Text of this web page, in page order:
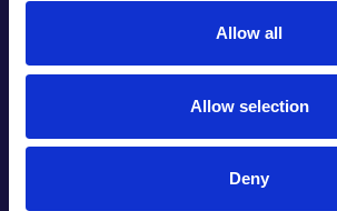
Allow all
Allow selection
Deny